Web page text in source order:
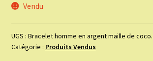
Vendu
UGS : Bracelet homme en argent maille de coco.
Catégorie : Produits Vendus